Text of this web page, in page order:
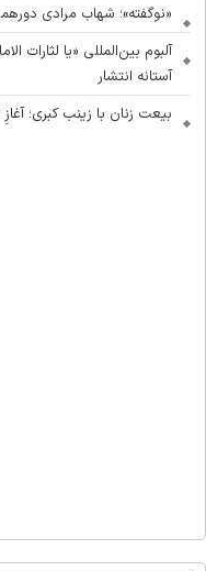
«نوگفته»؛ شهاب مرادی دورهمی
آلبوم بین‌المللی «یا لثارات
آستانه انتشار
بیعت زنان با زینب کبری؛